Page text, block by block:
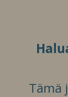
Tämä